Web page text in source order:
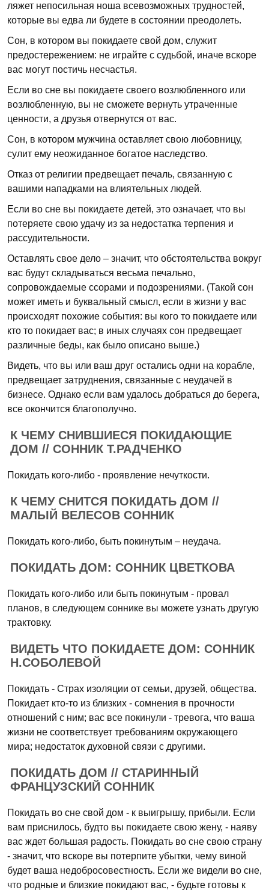
ляжет непосильная ноша всевозможных трудностей,
которые вы едва ли будете в состоянии преодолеть.
Сон, в котором вы покидаете свой дом, служит
предостережением: не играйте с судьбой, иначе вскоре
вас могут постичь несчастья.
Если во сне вы покидаете своего возлюбленного или
возлюбленную, вы не сможете вернуть утраченные
ценности, а друзья отвернутся от вас.
Сон, в котором мужчина оставляет свою любовницу,
сулит ему неожиданное богатое наследство.
Отказ от религии предвещает печаль, связанную с
вашими нападками на влиятельных людей.
Если во сне вы покидаете детей, это означает, что вы
потеряете свою удачу из за недостатка терпения и
рассудительности.
Оставлять свое дело – значит, что обстоятельства вокруг
вас будут складываться весьма печально,
сопровождаемые ссорами и подозрениями. (Такой сон
может иметь и буквальный смысл, если в жизни у вас
происходят похожие события: вы кого то покидаете или
кто то покидает вас; в иных случаях сон предвещает
различные беды, как было описано выше.)
Видеть, что вы или ваш друг остались одни на корабле,
предвещает затруднения, связанные с неудачей в
бизнесе. Однако если вам удалось добраться до берега,
все окончится благополучно.
К ЧЕМУ СНИВШИЕСЯ ПОКИДАЮЩИЕ
ДОМ // СОННИК Т.РАДЧЕНКО
Покидать кого-либо - проявление нечуткости.
К ЧЕМУ СНИТСЯ ПОКИДАТЬ ДОМ //
МАЛЫЙ ВЕЛЕСОВ СОННИК
Покидать кого-либо, быть покинутым – неудача.
ПОКИДАТЬ ДОМ: СОННИК ЦВЕТКОВА
Покидать кого-либо или быть покинутым - провал
планов, в следующем соннике вы можете узнать другую
трактовку.
ВИДЕТЬ ЧТО ПОКИДАЕТЕ ДОМ: СОННИК
Н.СОБОЛЕВОЙ
Покидать - Страх изоляции от семьи, друзей, общества.
Покидает кто-то из близких - сомнения в прочности
отношений с ним; вас все покинули - тревога, что ваша
жизни не соответствует требованиям окружающего
мира; недостаток духовной связи с другими.
ПОКИДАТЬ ДОМ // СТАРИННЫЙ
ФРАНЦУЗСКИЙ СОННИК
Покидать во сне свой дом - к выигрышу, прибыли. Если
вам приснилось, будто вы покидаете свою жену, - наяву
вас ждет большая радость. Покидать во сне свою страну
- значит, что вскоре вы потерпите убытки, чему виной
будет ваша недобросовестность. Если же видели во сне,
что родные и близкие покидают вас, - будьте готовы к